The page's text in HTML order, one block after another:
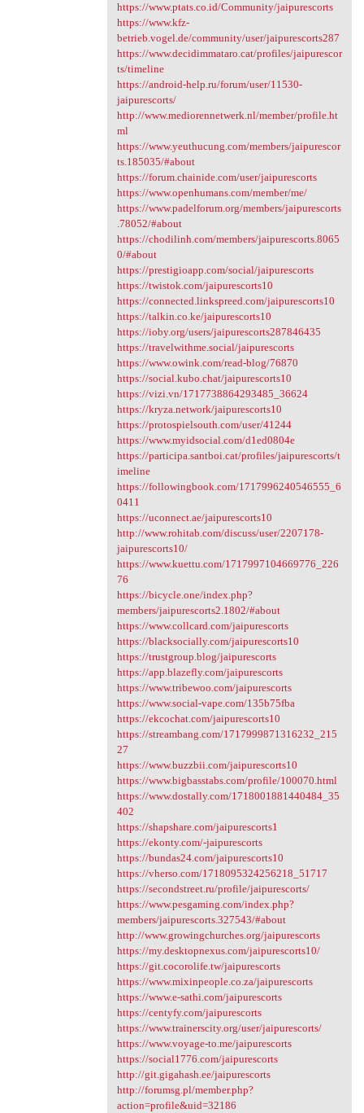
https://www.ptats.co.id/Community/jaipurescorts
https://www.kfz-
betrieb.vogel.de/community/user/jaipurescorts287
https://www.decidimmataro.cat/profiles/jaipurescor
ts/timeline
https://android-help.ru/forum/user/11530-
jaipurescorts/
http://www.mediorennetwerk.nl/member/profile.ht
ml
https://www.yeuthucung.com/members/jaipurescor
ts.185035/#about
https://forum.chainide.com/user/jaipurescorts
https://www.openhumans.com/member/me/
https://www.padelforum.org/members/jaipurescorts
.78052/#about
https://chodilinh.com/members/jaipurescorts.8065
0/#about
https://prestigioapp.com/social/jaipurescorts
https://twistok.com/jaipurescorts10
https://connected.linkspreed.com/jaipurescorts10
https://talkin.co.ke/jaipurescorts10
https://ioby.org/users/jaipurescorts287846435
https://travelwithme.social/jaipurescorts
https://www.owink.com/read-blog/76870
https://social.kubo.chat/jaipurescorts10
https://vizi.vn/1717738864293485_36624
https://kryza.network/jaipurescorts10
https://protospielsouth.com/user/41244
https://www.myidsocial.com/d1ed0804e
https://participa.santboi.cat/profiles/jaipurescorts/t
imeline
https://followingbook.com/1717996240546555_6
0411
https://uconnect.ae/jaipurescorts10
http://www.rohitab.com/discuss/user/2207178-
jaipurescorts10/
https://www.kuettu.com/1717997104669776_226
76
https://bicycle.one/index.php?
members/jaipurescorts2.1802/#about
https://www.collcard.com/jaipurescorts
https://blacksocially.com/jaipurescorts10
https://trustgroup.blog/jaipurescorts
https://app.blazefly.com/jaipurescorts
https://www.tribewoo.com/jaipurescorts
https://www.social-vape.com/135b75fba
https://ekcochat.com/jaipurescorts10
https://streambang.com/1717999871316232_215
27
https://www.buzzbii.com/jaipurescorts10
https://www.bigbasstabs.com/profile/100070.html
https://www.dostally.com/1718001881440484_35
402
https://shapshare.com/jaipurescorts1
https://ekonty.com/-jaipurescorts
https://bundas24.com/jaipurescorts10
https://vherso.com/1718095324256218_51717
https://secondstreet.ru/profile/jaipurescorts/
https://www.pesgaming.com/index.php?
members/jaipurescorts.327543/#about
http://www.growingchurches.org/jaipurescorts
https://my.desktopnexus.com/jaipurescorts10/
https://git.cocorolife.tw/jaipurescorts
https://www.mixinpeople.co.za/jaipurescorts
https://www.e-sathi.com/jaipurescorts
https://centyfy.com/jaipurescorts
https://www.trainerscity.org/user/jaipurescorts/
https://www.voyage-to.me/jaipurescorts
https://social1776.com/jaipurescorts
http://git.gigahash.ee/jaipurescorts
http://forumsg.pl/member.php?
action=profile&uid=32186